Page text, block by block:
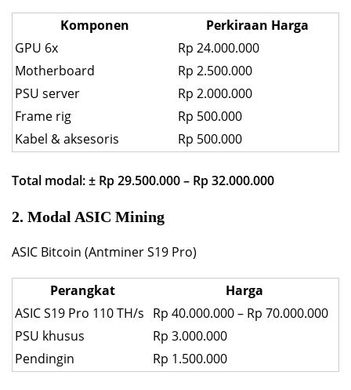
Komponen
Perkiraan Harga
GPU 6x
Rp 24.000.000
Motherboard
Rp 2.500.000
PSU server
Rp 2.000.000
Frame rig
Rp 500.000
Kabel & aksesoris
Rp 500.000
Total modal: ± Rp 29.500.000 – Rp 32.000.000
2. Modal ASIC Mining
ASIC Bitcoin (Antminer S19 Pro)
Perangkat
Harga
ASIC S19 Pro 110 TH/s Rp 40.000.000 – Rp 70.000.000
PSU khusus
Rp 3.000.000
Pendingin
Rp 1.500.000